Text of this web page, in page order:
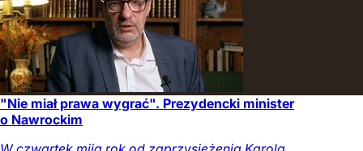
"Nie miał prawa wygrać". Prezydencki minister
o Nawrockim